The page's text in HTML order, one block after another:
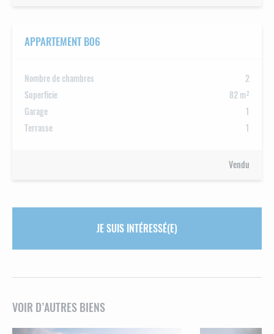
APPARTEMENT B06
Nombre de chambres
2
Superficie
82 m²
Garage
1
Terrasse
1
Vendu
JE SUIS INTÉRESSÉ(E)
VOIR D’AUTRES BIENS